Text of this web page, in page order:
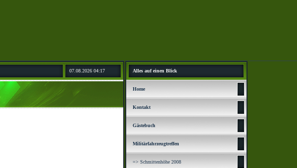
07.08.2026 04:17 Alles auf einen Blick
Home
Kontakt
Gästebuch
Militärfahrzeugtreffen
=> Schmittenhöhe 2008